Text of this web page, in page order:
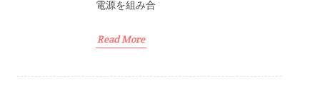
電源を組み合
Read More